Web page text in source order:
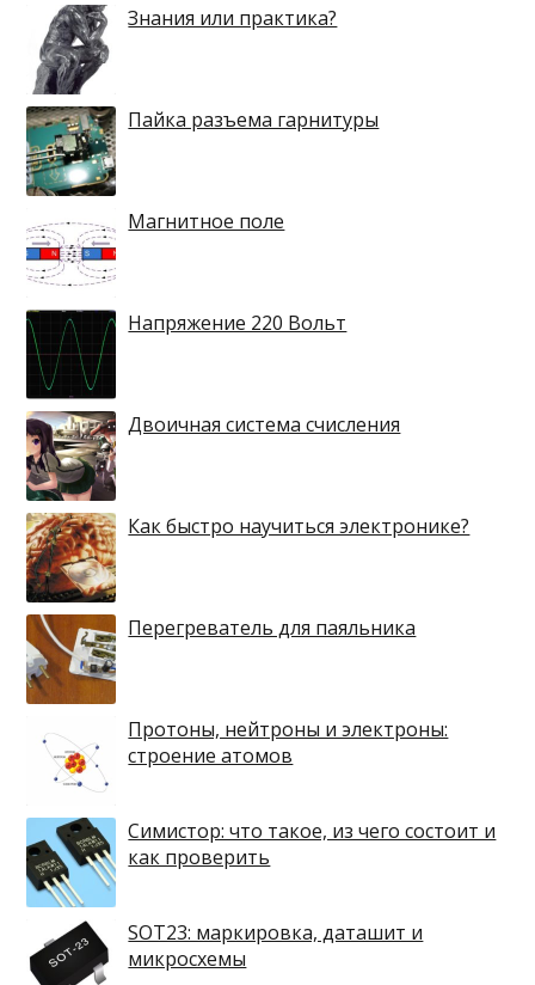
Знания или практика?
Пайка разъема гарнитуры
Магнитное поле
Напряжение 220 Вольт
Двоичная система счисления
Как быстро научиться электронике?
Перегреватель для паяльника
Протоны, нейтроны и электроны:
строение атомов
Симистор: что такое, из чего состоит и
как проверить
SOT23: маркировка, даташит и
микросхемы